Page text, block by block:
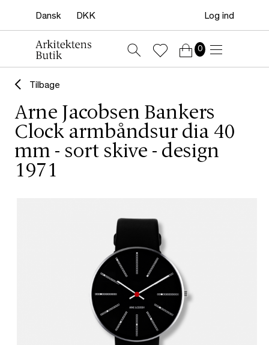
Log ind
0
Tilbage
Arne Jacobsen Bankers
Clock armbåndsur dia 40
mm - sort skive - design
1971